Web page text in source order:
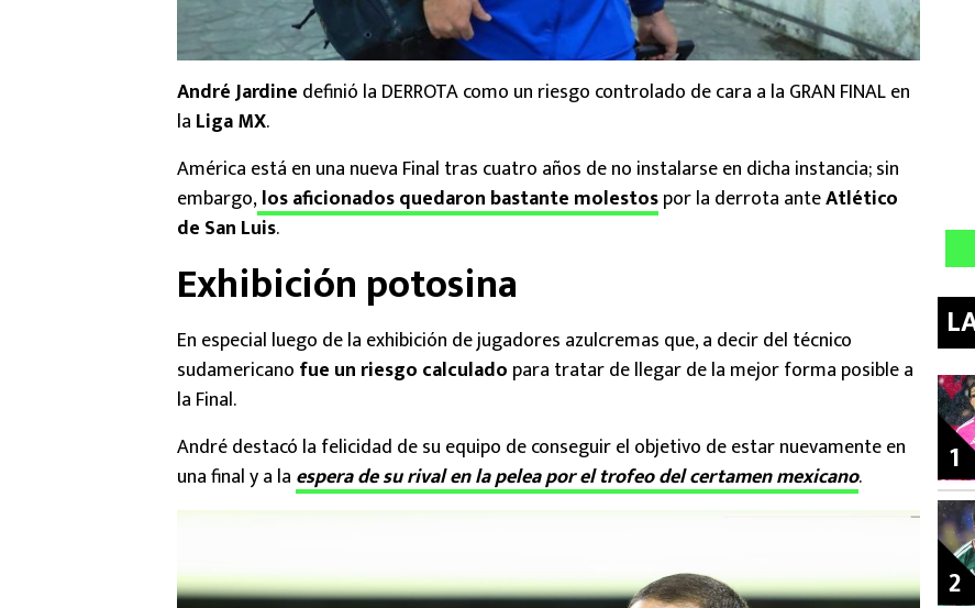
André Jardine definió la DERROTA como un riesgo controlado de cara a la GRAN FINAL en
la Liga MX.
América está en una nueva Final tras cuatro años de no instalarse en dicha instancia; sin
embargo,los aficionados quedaron bastante molestospor la derrota anteAtlético
de San Luis.
Exhibición potosina
En especial luego de la exhibición de jugadores azulcremas que, a decir del técnico
sudamericano fue un riesgo calculado para tratar de llegar de la mejor forma posible a
la Final.
André destacó la felicidad de su equipo de conseguir el objetivo de estar nuevamente en
una final y a la espera de su rival en la pelea por el trofeo del certamen mexicano. 1
2